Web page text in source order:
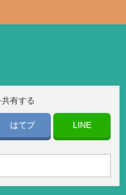
有する
はてブ LINE